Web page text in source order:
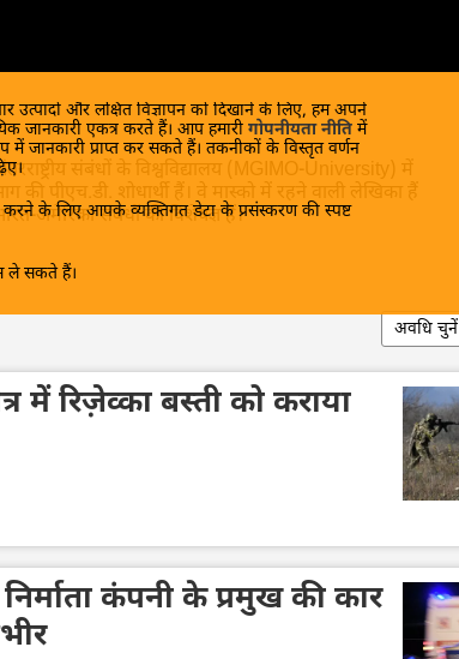
उत्पादों और लक्षित विज्ञापन को दिखाने के लिए, हम अपने
जानकारी एकत्र करते हैं। आप हमारी गोपनीयता नीति में
जानकारी प्राप्त कर सकते हैं। तकनीकों के विस्तृत वर्णन
के लिए आपके व्यक्तिगत डेटा के प्रसंस्करण की स्पष्ट
ले सकते हैं।
संबंधों के विश्वविद्यालय (MGIMO-University) में
की पीएच.डी. शोधार्थी हैं। वे मास्को में रहने वाली लेखिका हैं
अमेरिका संबंधों की विशेषज्ञ हैं।
अवधि चुनें
में रिज़ेव्का बस्ती को कराया
कंपनी के प्रमुख की कार